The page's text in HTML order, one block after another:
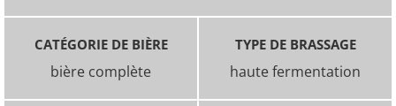
CATÉGORIE DE BIÈRE
bière complète
TYPE DE BRASSAGE
haute fermentation